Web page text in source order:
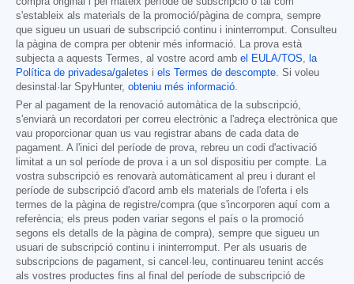
s'estableix als materials de la promoció/pàgina de compra, sempre
que sigueu un usuari de subscripció continu i ininterromput. Consulteu
la pàgina de compra per obtenir més informació. La prova està
subjecta a aquests Termes, al vostre acord amb el EULA/TOS, la
Política de privadesa/galetes i els Termes de descompte. Si voleu
desinstal·lar SpyHunter, obteniu més informació.
Per al pagament de la renovació automàtica de la subscripció,
s'enviarà un recordatori per correu electrònic a l'adreça electrònica que
vau proporcionar quan us vau registrar abans de cada data de
pagament. A l'inici del període de prova, rebreu un codi d'activació
limitat a un sol període de prova i a un sol dispositiu per compte. La
vostra subscripció es renovarà automàticament al preu i durant el
període de subscripció d'acord amb els materials de l'oferta i els
termes de la pàgina de registre/compra (que s'incorporen aquí com a
referència; els preus poden variar segons el país o la promoció
segons els detalls de la pàgina de compra), sempre que sigueu un
usuari de subscripció continu i ininterromput. Per als usuaris de
subscripcions de pagament, si cancel·leu, continuareu tenint accés
als vostres productes fins al final del període de subscripció de